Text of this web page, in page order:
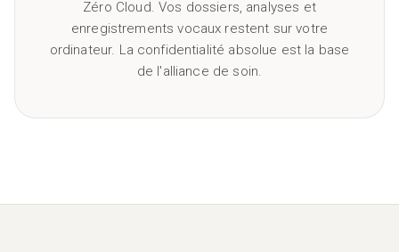
Zéro Cloud. Vos dossiers, analyses et
enregistrements vocaux restent sur votre
ordinateur. La confidentialité absolue est la base
de l'alliance de soin.